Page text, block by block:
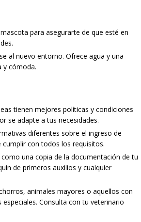
para asegurarte de que esté en
al nuevo entorno. Ofrece agua y una
y cómoda.
tienen mejores políticas y condiciones
se adapte a tus necesidades.
diferentes sobre el ingreso de
con todos los requisitos.
una copia de la documentación de tu
de primeros auxilios y cualquier
animales mayores o aquellos con
Consulta con tu veterinario